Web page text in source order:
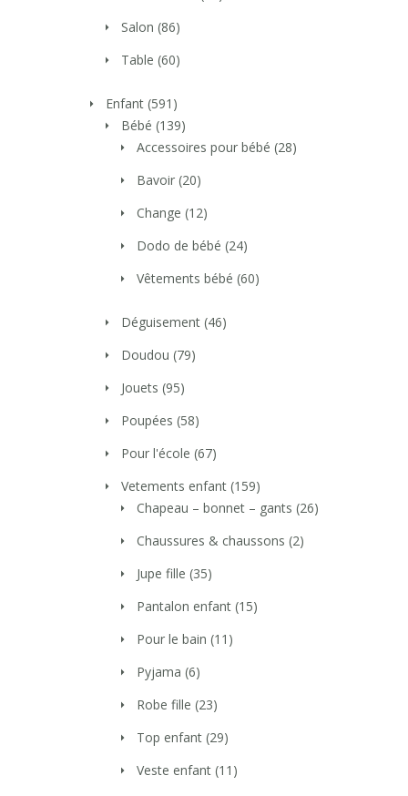
Salon (86)
Table (60)
Enfant (591)
Bébé (139)
Accessoires pour bébé (28)
Bavoir (20)
Change (12)
Dodo de bébé (24)
Vêtements bébé (60)
Déguisement (46)
Doudou (79)
Jouets (95)
Poupées (58)
Pour l'école (67)
Vetements enfant (159)
Chapeau – bonnet – gants (26)
Chaussures & chaussons (2)
Jupe fille (35)
Pantalon enfant (15)
Pour le bain (11)
Pyjama (6)
Robe fille (23)
Top enfant (29)
Veste enfant (11)